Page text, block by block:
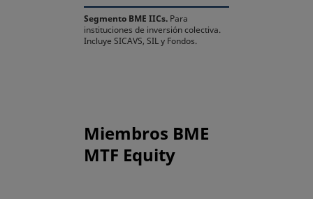
Segmento BME IICs. Para
instituciones de inversión colectiva.
Incluye SICAVS, SIL y Fondos.
Miembros BME
MTF Equity